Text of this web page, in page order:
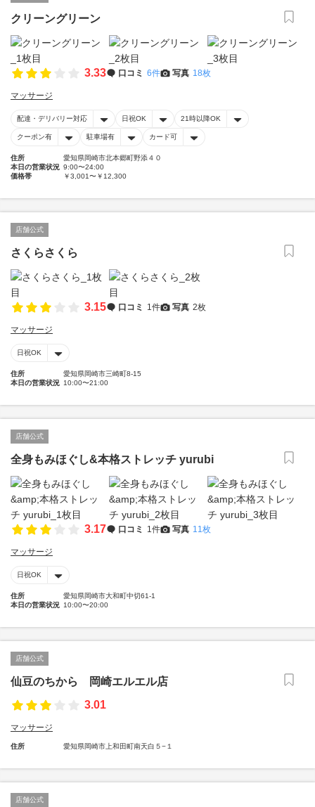
クリーングリーン
3.33 口コミ 6件 写真 18枚
マッサージ
配達・デリバリー対応 日祝OK 21時以降OK
クーポン有 駐車場有 カード可
住所
愛知県岡崎市北本郷町野添４０
本日の営業状況 9:00〜24:00
価格帯
￥3,001〜￥12,300
店舗公式
さくらさくら
3.15 口コミ 1件 写真 2枚
マッサージ
日祝OK
住所
愛知県岡崎市三崎町8-15
本日の営業状況 10:00〜21:00
店舗公式
全身もみほぐし&本格ストレッチ yurubi
3.17 口コミ 1件 写真 11枚
マッサージ
日祝OK
住所
愛知県岡崎市大和町中切61-1
本日の営業状況 10:00〜20:00
店舗公式
仙豆のちから 岡崎エルエル店
3.01
マッサージ
住所 愛知県岡崎市上和田町南天白５−１
店舗公式